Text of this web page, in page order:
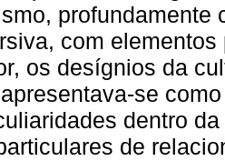
profundamente
com
os desígnios da
se
dentro
de